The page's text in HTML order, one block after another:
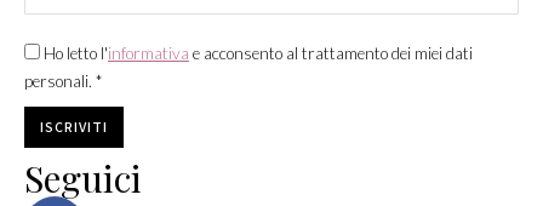
Ho letto l'informativa e acconsento al trattamento dei miei dati
personali. *
Seguici